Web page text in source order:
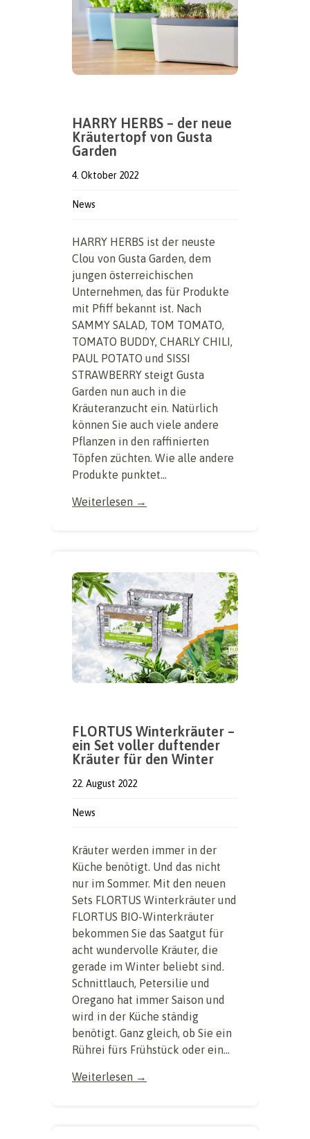
HARRY HERBS – der neue
Kräutertopf von Gusta
Garden
4. Oktober 2022
News
HARRY HERBS ist der neuste
Clou von Gusta Garden, dem
jungen österreichischen
Unternehmen, das für Produkte
mit Pfiff bekannt ist. Nach
SAMMY SALAD, TOM TOMATO,
TOMATO BUDDY, CHARLY CHILI,
PAUL POTATO und SISSI
STRAWBERRY steigt Gusta
Garden nun auch in die
Kräuteranzucht ein. Natürlich
können Sie auch viele andere
Pflanzen in den raffinierten
Töpfen züchten. Wie alle andere
Produkte punktet...
Weiterlesen →
FLORTUS Winterkräuter –
ein Set voller duftender
Kräuter für den Winter
22. August 2022
News
Kräuter werden immer in der
Küche benötigt. Und das nicht
nur im Sommer. Mit den neuen
Sets FLORTUS Winterkräuter und
FLORTUS BIO-Winterkräuter
bekommen Sie das Saatgut für
acht wundervolle Kräuter, die
gerade im Winter beliebt sind.
Schnittlauch, Petersilie und
Oregano hat immer Saison und
wird in der Küche ständig
benötigt. Ganz gleich, ob Sie ein
Rührei fürs Frühstück oder ein...
Weiterlesen →